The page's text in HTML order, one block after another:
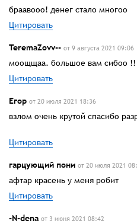
браавооо! денег стало многоо
Цитировать
TeremaZovv-- от 9 августа 2021 09:06
моощщаа. большое вам сибоо !!
Цитировать
Егор от 20 июля 2021 18:36
взлом очень крутой спасибо
Цитировать
гарцующий пони от 20 июля 2021
афтар красень у меня робит
Цитировать
-N-dena от 3 июня 2021 08:42